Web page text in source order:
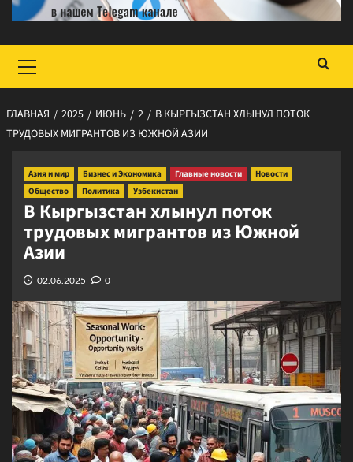
меню
ГЛАВНАЯ 2025 ИЮНЬ 2
В КЫРГЫЗСТАН ХЛЫНУЛ ПОТОК
ТРУДОВЫХ МИГРАНТОВ ИЗ ЮЖНОЙ АЗИИ
Азия и мир Бизнес и Экономика Главные новости
Новости
Общество
Политика Узбекистан
В Кыргызстан хлынул поток
трудовых мигрантов из Южной
Азии
02.06.2025 0